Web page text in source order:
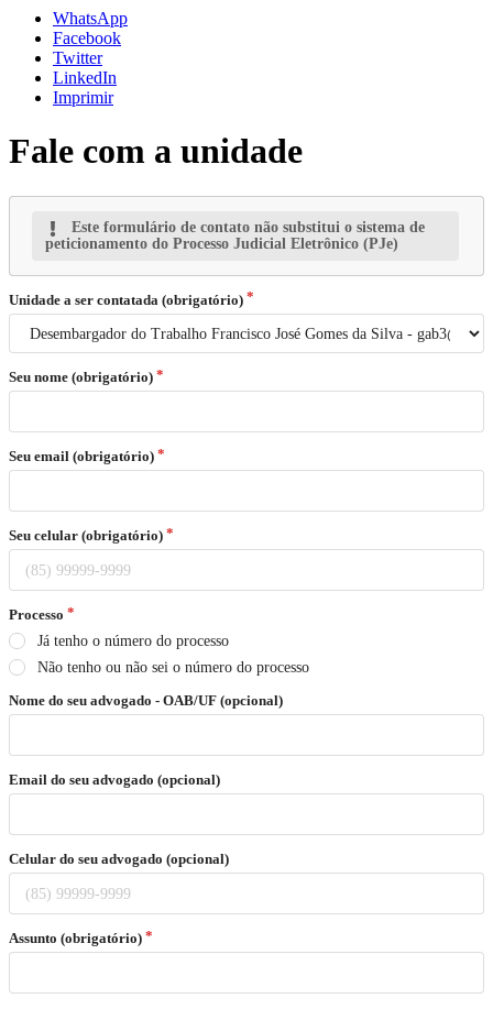
WhatsApp
Facebook
Twitter
LinkedIn
Imprimir
Fale com a unidade
Este formulário de contato não substitui o sistema de
peticionamento do Processo Judicial Eletrônico (PJe)
Unidade a ser contatada (obrigatório)
Seu nome (obrigatório)
Seu email (obrigatório)
Seu celular (obrigatório)
Processo
Já tenho o número do processo
Não tenho ou não sei o número do processo
Nome do seu advogado - OAB/UF (opcional)
Email do seu advogado (opcional)
Celular do seu advogado (opcional)
Assunto (obrigatório)